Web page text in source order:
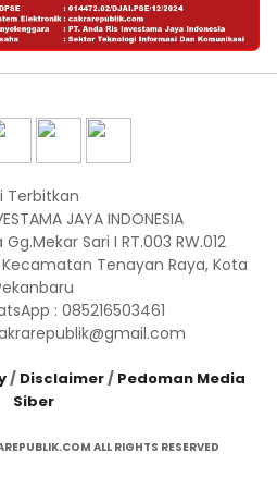
Terbitkan
JAYA INDONESIA
Sari I RT.003 RW.012
Tenayan Raya, Kota
: 085216503461
/ Disclaimer/ Pedoman Media
Siber
ALL RIGHTS RESERVED